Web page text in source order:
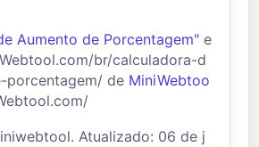
Aumento de Porcentagem" e
br/calculadora-d
porcentagem/ de MiniWebtoo
Atualizado: 06 de j